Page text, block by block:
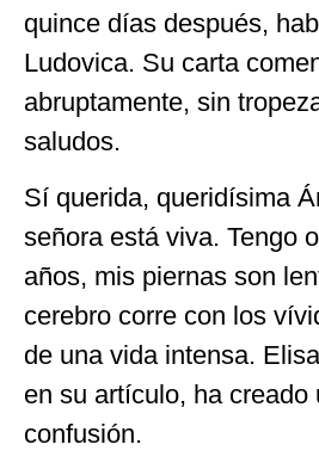
quince días después,
Ludovica. Su carta
abruptamente, sin
saludos.
Sí querida, queridísima
señora está viva. Tengo
años, mis piernas son
cerebro corre con los
de una vida intensa.
en su artículo, ha creado
confusión.